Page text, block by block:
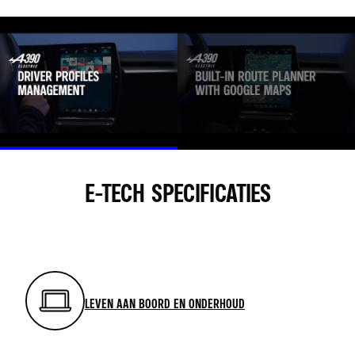
YOUTUBE IS UITGESCHAKELD. AUTORISEER HET PLAATSEN VAN SOCIAL COOKIES OM
TOEGANG TE KRIJGEN TOT DE INHOUD
ALLES WEIGEREN
E-TECH SPECIFICATIES
ALLES WEIGEREN
LEVEN AAN BOORD EN ONDERHOUD